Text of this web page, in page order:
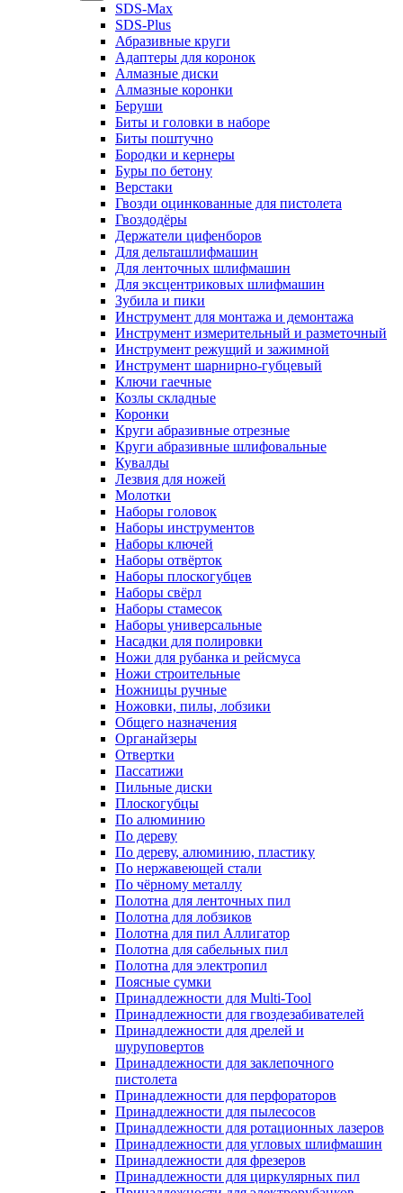
SDS-Max
SDS-Plus
Абразивные круги
Адаптеры для коронок
Алмазные диски
Алмазные коронки
Беруши
Биты и головки в наборе
Биты поштучно
Бородки и кернеры
Буры по бетону
Верстаки
Гвозди оцинкованные для пистолета
Гвоздодёры
Держатели цифенборов
Для дельташлифмашин
Для ленточных шлифмашин
Для эксцентриковых шлифмашин
Зубила и пики
Инструмент для монтажа и демонтажа
Инструмент измерительный и разметочный
Инструмент режущий и зажимной
Инструмент шарнирно-губцевый
Ключи гаечные
Козлы складные
Коронки
Круги абразивные отрезные
Круги абразивные шлифовальные
Кувалды
Лезвия для ножей
Молотки
Наборы головок
Наборы инструментов
Наборы ключей
Наборы отвёрток
Наборы плоскогубцев
Наборы свёрл
Наборы стамесок
Наборы универсальные
Насадки для полировки
Ножи для рубанка и рейсмуса
Ножи строительные
Ножницы ручные
Ножовки, пилы, лобзики
Общего назначения
Органайзеры
Отвертки
Пассатижи
Пильные диски
Плоскогубцы
По алюминию
По дереву
По дереву, алюминию, пластику
По нержавеющей стали
По чёрному металлу
Полотна для ленточных пил
Полотна для лобзиков
Полотна для пил Аллигатор
Полотна для сабельных пил
Полотна для электропил
Поясные сумки
Принадлежности для Multi-Tool
Принадлежности для гвоздезабивателей
Принадлежности для дрелей и
шуруповертов
Принадлежности для заклепочного
пистолета
Принадлежности для перфораторов
Принадлежности для пылесосов
Принадлежности для ротационных лазеров
Принадлежности для угловых шлифмашин
Принадлежности для фрезеров
Принадлежности для циркулярных пил